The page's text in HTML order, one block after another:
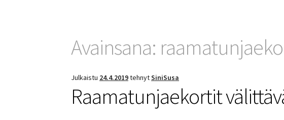
Avainsana:
Julkaistu 24.4.2019tehnytSiniSusa
Raamatunjaekortit